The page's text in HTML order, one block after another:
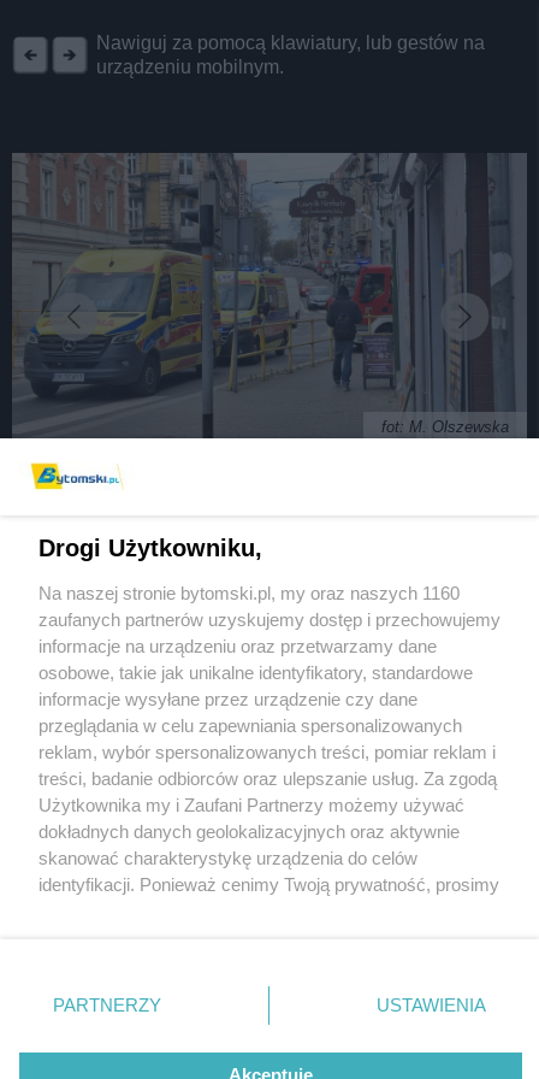
Nawiguj za pomocą klawiatury, lub gestów na
urządzeniu mobilnym.
fot: M. Olszewska
dojść do rozpylenia niezidentyfikowanej
5 / 5
Co się stało w ZSAEiO?
Wróć do artykułu:
Interwencja służb w ZSAEiO. W szkole miało dojść
do rozpylenia niezidentyfikowanej substancji
Wydawca mediów lokalnych
Nie zapomnij
zapoznać się z:
polityką prywatności regulamin korzystania z portali
Twojemiasto
Piekary Śląskie
Chorzów
Tarnowskie Góry
Gliwice
Skontakuj sięz nami
Kontakt
Wydawca
Pogoda
Drogi Użytkowniku,
Na naszej stronie bytomski.pl, my oraz naszych 1160
zaufanych partnerów uzyskujemy dostęp i przechowujemy
informacje na urządzeniu oraz przetwarzamy dane
osobowe, takie jak unikalne identyfikatory, standardowe
informacje wysyłane przez urządzenie czy dane
przeglądania w celu zapewniania spersonalizowanych
reklam, wybór spersonalizowanych treści, pomiar reklam i
treści, badanie odbiorców oraz ulepszanie usług. Za zgodą
Użytkownika my i Zaufani Partnerzy możemy używać
dokładnych danych geolokalizacyjnych oraz aktywnie
skanować charakterystykę urządzenia do celów
identyfikacji. Ponieważ cenimy Twoją prywatność, prosimy
prywatności znajdujący się w lewym dolnym rogu strony
. Niektóre rodzaje przetwarzania danych nie wymagają
zgody użytkownika, ale masz prawo sprzeciwić się
takiemu przetwarzaniu. Preferencje będą miały
PARTNERZY USTAWIENIA
Akceptuję